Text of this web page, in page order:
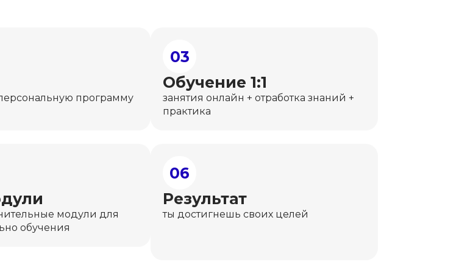
программу
03
Обучение 1:1
занятия онлайн + отработка знаний +
практика
модули для
обучения
06
Результат
ты достигнешь своих целей